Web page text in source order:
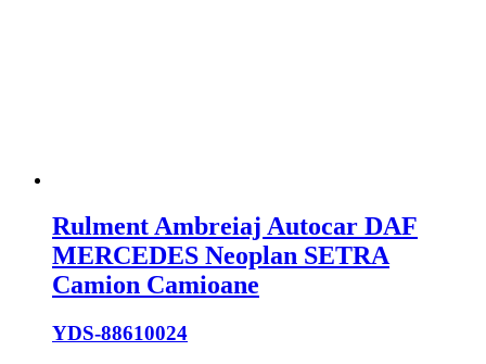
Rulment Ambreiaj Autocar DAF
MERCEDES Neoplan SETRA
Camion Camioane
YDS-88610024